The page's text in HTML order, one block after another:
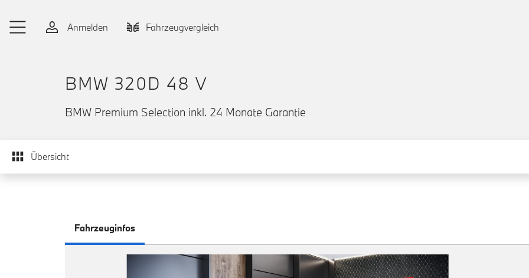
Anmelden
Fahrzeugvergleich
BMW 320D 48 V
BMW Premium Selection inkl. 24 Monate Garantie
Übersicht
Fahrzeuginfos